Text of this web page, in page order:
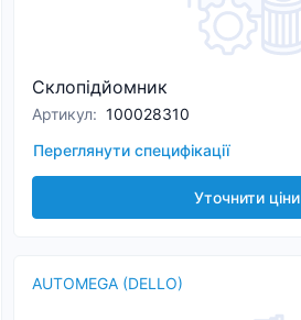
Склопідйомник
Артикул: 100028310
Переглянути специфікації
Уточнити ціни
AUTOMEGA (DELLO)